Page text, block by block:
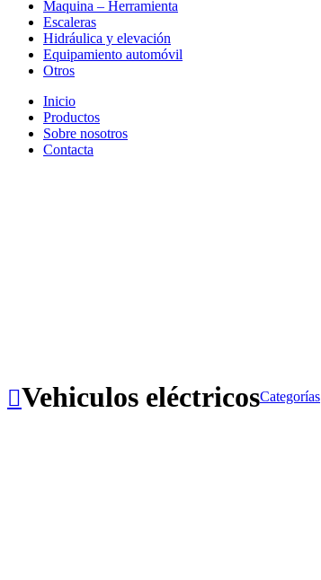
Maquina – Herramienta
Escaleras
Hidráulica y elevación
Equipamiento automóvil
Otros
Inicio
Productos
Sobre nosotros
Contacta
Vehiculos eléctricosCategorías